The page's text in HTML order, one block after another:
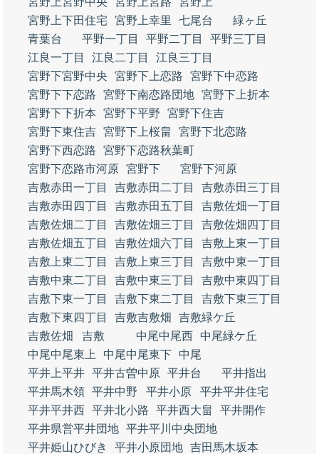
宮野上下田住宅
宮野上幸里 七尾台
緑ヶ丘
青葉台
平野一丁目 平野二丁目
平野三丁目
江良一丁目
江良二丁目
江良三丁目
宮野下宮野中央
宮野下上恋路
宮野下中恋路
宮野下下恋路
宮野下南恋路団地 宮野下上折本
宮野下下折本
宮野下平野
宮野下住吉
宮野下東住吉 宮野下上桜畠
宮野下北恋路
宮野下西恋路
宮野下恋路秋葉町
宮野下恋路市河原 宮野下
宮野下河原
吉敷赤田一丁目
吉敷赤田二丁目
吉敷赤田三丁目
吉敷赤田四丁目
吉敷赤田五丁目
吉敷佐畑一丁目
吉敷佐畑二丁目
吉敷佐畑三丁目
吉敷佐畑四丁目
吉敷佐畑五丁目
吉敷佐畑六丁目
吉敷上東一丁目
吉敷上東二丁目
吉敷上東三丁目
吉敷中東一丁目
吉敷中東二丁目
吉敷中東三丁目
吉敷中東四丁目
吉敷下東一丁目
吉敷下東二丁目
吉敷下東三丁目
吉敷下東四丁目
吉敷吉敷畑
吉敷緑ケ丘
吉敷佐畑
吉敷 中尾中尾西
中尾緑ケ丘
中尾中尾東上
中尾中尾東下
中尾
平井上平井 平井古曽中原 平井台
平井指出
平井馬木領 平井中野 平井小原
平井平井住宅
平井平井西 平井北小路 平井西大畠
平井開作
平井県営平井団地 平井平川中央団地
平井姫山ひびき
平井小原団地 吉田馬木坂本